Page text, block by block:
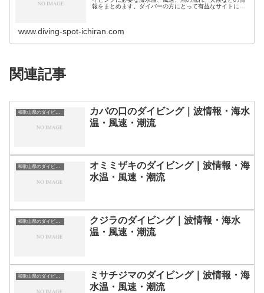
報をまとめます。ダイバーの方にとって有益なサイトにな
www.diving-spot-ichiran.com
関連記事
和歌山県のダイビングスポット・ポイント一覧
カバの口のダイビング｜波情報・海水
温・風速・潮流
和歌山県のダイビングスポット・ポイント一覧
オミミザキのダイビング｜波情報・海
水温・風速・潮流
和歌山県のダイビングスポット・ポイント一覧
クジラのダイビング｜波情報・海水
温・風速・潮流
和歌山県のダイビングスポット・ポイント一覧
ミサチジマのダイビング｜波情報・海
水温・風速・潮流